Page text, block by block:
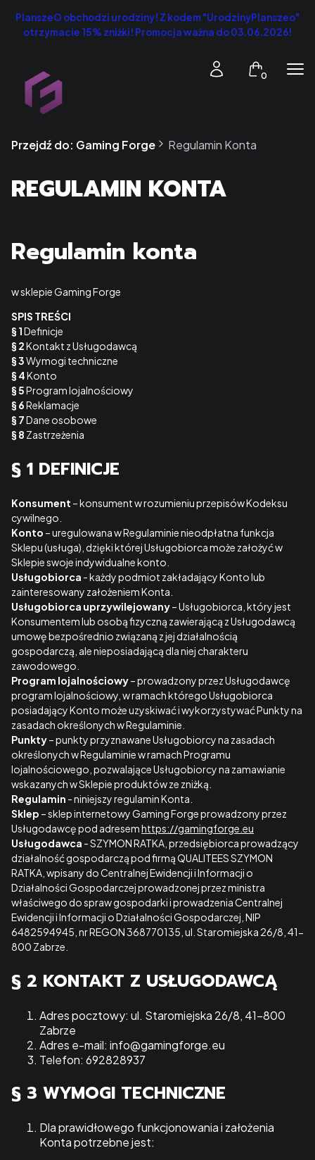
PlanszeO obchodzi urodziny! Z kodem "UrodzinyPlanszeo"
otrzymacie 15% zniżki! Promocja ważna do 03.06.2026!
Zaloguj sięProdukty w
Koszyk
Przejdź do: Gaming Forge Regulamin Konta
REGULAMIN KONTA
Regulamin konta
w sklepie Gaming Forge
SPIS TREŚCI
§ 1Definicje
§ 2Kontakt z Usługodawcą
§ 3Wymogi techniczne
§ 4Konto
§ 5Program lojalnościowy
§ 6Reklamacje
§ 7Dane osobowe
§ 8 Zastrzeżenia
§ 1 DEFINICJE
Konsument – konsument w rozumieniu przepisów Kodeksu
cywilnego.
Konto – uregulowana w Regulaminie nieodpłatna funkcja
Sklepu (usługa), dzięki której Usługobiorca może założyć w
Sklepie swoje indywidualne konto.
Usługobiorca - każdy podmiot zakładający Konto lub
zainteresowany założeniem Konta.
Usługobiorca uprzywilejowany– Usługobiorca, który jest
Konsumentem lub osobą fizyczną zawierającą z Usługodawcą
umowę bezpośrednio związaną z jej działalnością
gospodarczą, ale nieposiadającą dla niej charakteru
zawodowego.
Program lojalnościowy– prowadzony przez Usługodawcę
program lojalnościowy, w ramach którego Usługobiorca
posiadający Konto może uzyskiwać i wykorzystywać Punkty na
zasadach określonych w Regulaminie.
Punkty– punkty przyznawane Usługobiorcy na zasadach
określonych w Regulaminie w ramach Programu
lojalnościowego, pozwalające Usługobiorcy na zamawianie
wskazanych w Sklepie produktów ze zniżką.
Regulamin - niniejszy regulamin Konta.
Sklep – sklep internetowy Gaming Forge prowadzony przez
Usługodawcę pod adresemhttps://gamingforge.eu
Usługodawca - SZYMON RATKA, przedsiębiorca prowadzący
działalność gospodarczą pod firmą QUALITEES SZYMON
RATKA, wpisany do Centralnej Ewidencji i Informacji o
Działalności Gospodarczej prowadzonej przez ministra
właściwego do spraw gospodarki i prowadzenia Centralnej
Ewidencji i Informacji o Działalności Gospodarczej, NIP
6482594945, nr REGON 368770135, ul. Staromiejska 26/8, 41-
800 Zabrze.
§ 2 KONTAKT Z USŁUGODAWCĄ
Adres pocztowy: ul. Staromiejska 26/8, 41-800
Zabrze
Adres e-mail: info@gamingforge.eu
Telefon: 692828937
§ 3 WYMOGI TECHNICZNE
Dla prawidłowego funkcjonowania i założenia
Konta potrzebne jest: